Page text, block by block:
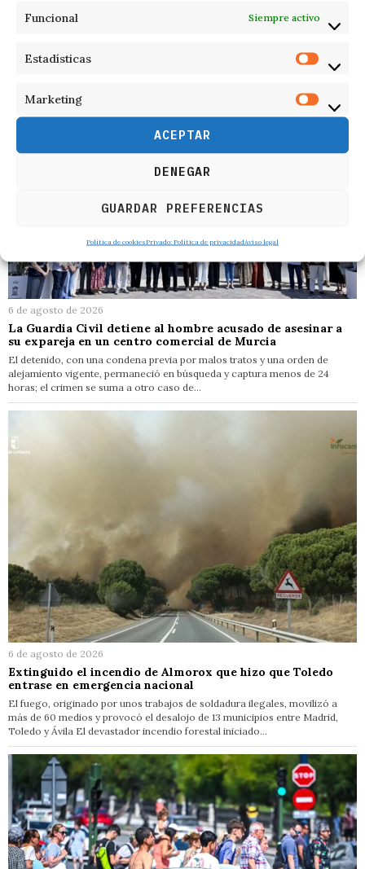
Funcional Siempre activo
Estadísticas
Marketing
ACEPTAR
DENEGAR
GUARDAR PREFERENCIAS
Política de cookiesPrivado: Política de privacidadAviso legal
6 de agosto de 2026
La Guardia Civil detiene al hombre acusado de asesinar a
su expareja en un centro comercial de Murcia
El detenido, con una condena previa por malos tratos y una orden de
alejamiento vigente, permaneció en búsqueda y captura menos de 24
horas; el crimen se suma a otro caso de…
6 de agosto de 2026
Extinguido el incendio de Almorox que hizo que Toledo
entrase en emergencia nacional
El fuego, originado por unos trabajos de soldadura ilegales, movilizó a
más de 60 medios y provocó el desalojo de 13 municipios entre Madrid,
Toledo y Ávila El devastador incendio forestal iniciado…